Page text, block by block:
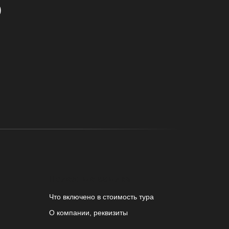
Что включено в стоимость тура
О компании, реквизиты